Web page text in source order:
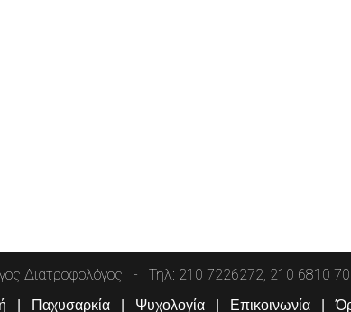
Διατροφολόγος Τηλ: 210 7226272, 210 6810
Παχυσαρκία Ψυχολογία Επικοινωνία